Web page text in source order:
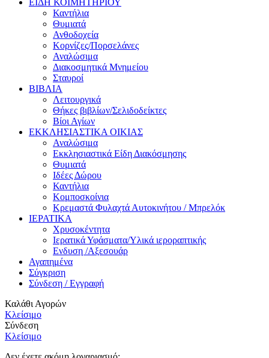
Καντήλια
Θυμιατά
Ανθοδοχεία
Κορνίζες/Πορσελάνες
Αναλώσιμα
Διακοσμητικά Μνημείου
Σταυροί
ΒΙΒΛΙΑ
Λειτουργικά
Θήκες βιβλίων/Σελιδοδείκτες
Βίοι Αγίων
ΕΚΚΛΗΣΙΑΣΤΙΚΑ ΟΙΚΙΑΣ
Αναλώσιμα
Εκκλησιαστικά Είδη Διακόσμησης
Θυμιατά
Ιδέες Δώρου
Καντήλια
Κομποσκοίνια
Κρεμαστά Φυλαχτά Αυτοκινήτου / Μπρελόκ
ΙΕΡΑΤΙΚΑ
Χρυσοκέντητα
Ιερατικά Υφάσματα/Υλικά ιεροραπτικής
Ενδυση /Αξεσουάρ
Αγαπημένα
Σύγκριση
Σύνδεση / Εγγραφή
Καλάθι Αγορών
Κλείσιμο
Σύνδεση
Κλείσιμο